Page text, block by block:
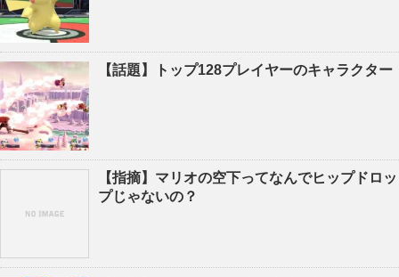
【話題】トップ128プレイヤーのキャラクター
【指摘】マリオの空下ってなんでヒップドロッ
プじゃないの？